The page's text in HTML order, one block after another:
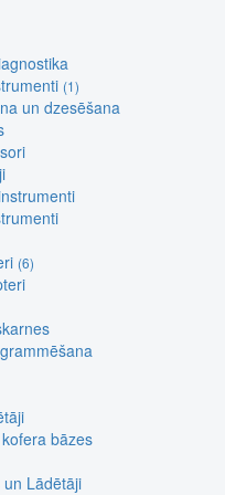
(1)
un dzesēšana
(6)
bāzes
un Lādētāji